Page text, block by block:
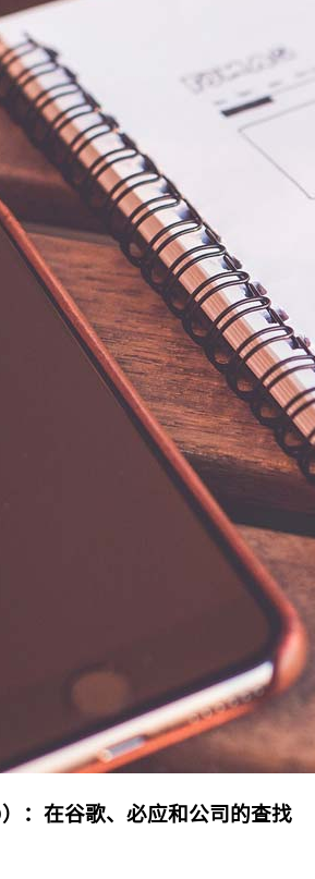
：在谷歌、必应和公司的查找